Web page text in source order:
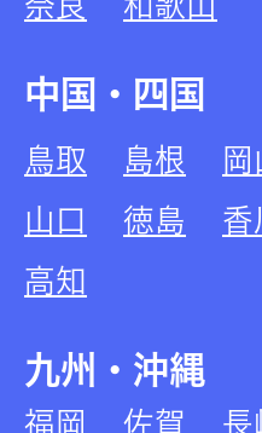
中国・四国
鳥取 島根 岡
山口
徳島 香
高知
九州・沖縄
福岡 佐賀 長